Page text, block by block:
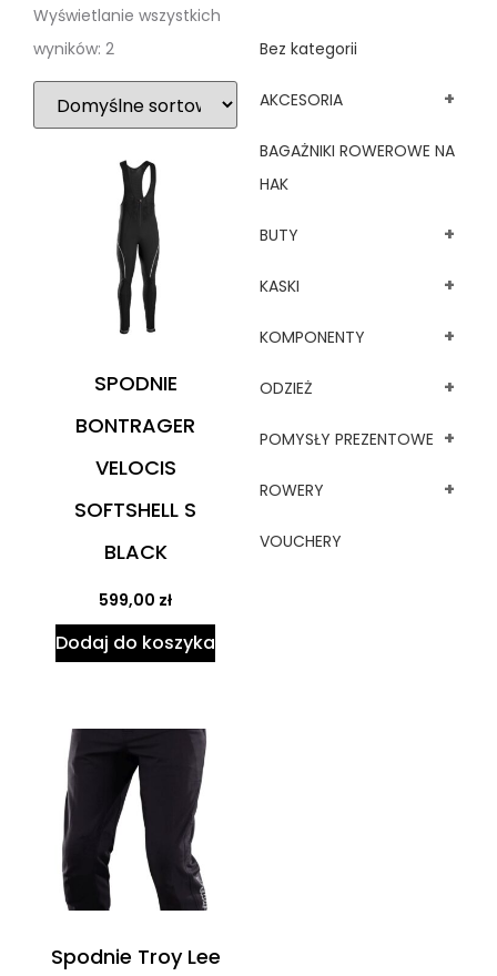
Bez kategorii
AKCESORIA +
BAGAŻNIKI ROWEROWE NA
HAK
BUTY +
KASKI +
KOMPONENTY +
ODZIEŻ +
POMYSŁY PREZENTOWE +
ROWERY +
VOUCHERY
Wyświetlanie wszystkich
wyników: 2
SPODNIE
BONTRAGER
VELOCIS
SOFTSHELL S
BLACK
599,00 zł
Dodaj do koszyka
Spodnie Troy Lee